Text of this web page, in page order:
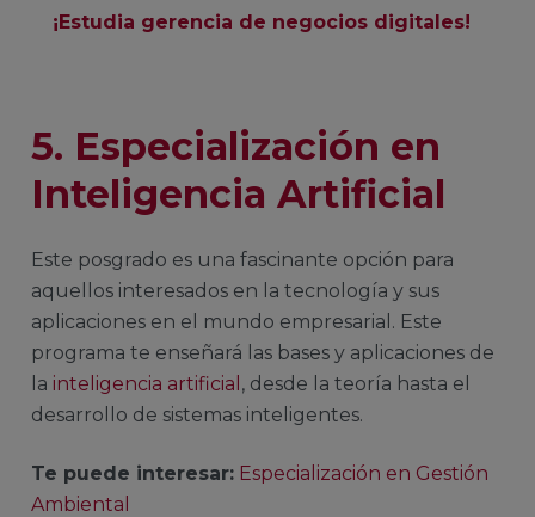
¡Estudia gerencia de negocios digitales!
5. Especialización en
Inteligencia Artificial
Este posgrado es una fascinante opción para
aquellos interesados en la tecnología y sus
aplicaciones en el mundo empresarial. Este
programa te enseñará las bases y aplicaciones de
la inteligencia artificial , desde la teoría hasta el
desarrollo de sistemas inteligentes.
Te puede interesar: Especialización en Gestión
Ambiental